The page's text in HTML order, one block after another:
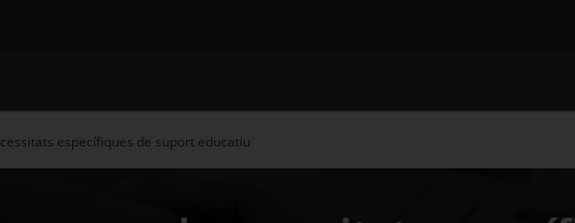
específiques de suport educatiu